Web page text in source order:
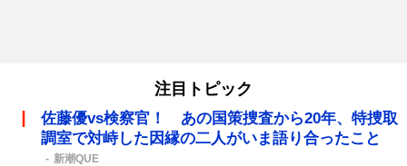
注目トピック
佐藤優vs検察官！ あの国策捜査から20年、特捜取
調室で対峙した因縁の二人がいま語り合ったこと
新潮QUE